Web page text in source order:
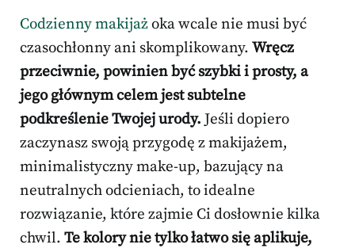
Codzienny makijażoka wcale nie musi być
czasochłonny ani skomplikowany. Wręcz
przeciwnie, powinien być szybki i prosty, a
jego głównym celem jest subtelne
podkreślenie Twojej urody. Jeśli dopiero
zaczynasz swoją przygodę z makijażem,
minimalistyczny make-up, bazujący na
neutralnych odcieniach, to idealne
rozwiązanie, które zajmie Ci dosłownie kilka
chwil. Te kolory nie tylko łatwo się aplikuje,